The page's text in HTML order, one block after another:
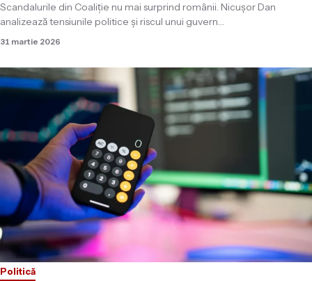
Scandalurile din Coaliţie nu mai surprind românii. Nicuşor Dan
analizează tensiunile politice şi riscul unui guvern…
31 martie 2026
Politică